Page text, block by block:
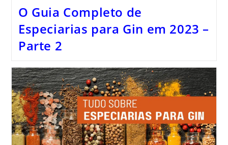
O Guia Completo de
Especiarias para Gin em 2023 –
Parte 2